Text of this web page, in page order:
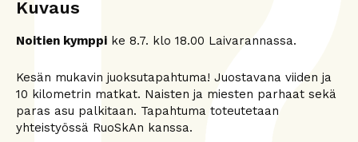
Kuvaus
Noitien kymppi ke 8.7. klo 18.00 Laivarannassa.
Kesän mukavin juoksutapahtuma! Juostavana viiden ja
10 kilometrin matkat. Naisten ja miesten parhaat sekä
paras asu palkitaan. Tapahtuma toteutetaan
yhteistyössä RuoSkAn kanssa.